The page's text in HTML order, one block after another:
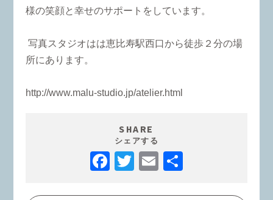
様の笑顔と幸せのサポートをしています。
写真スタジオはは恵比寿駅西口から徒歩２分の場
所にあります。
http://www.malu-studio.jp/atelier.html
SHARE
シェアする
Facebook
TwitterEmail